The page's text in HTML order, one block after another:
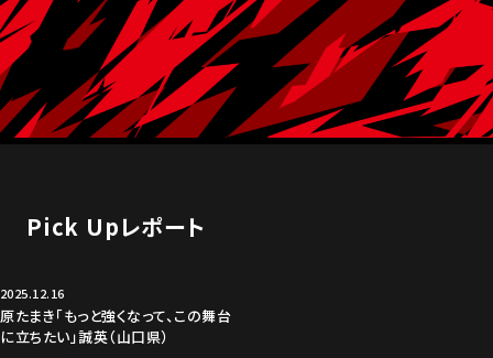
Pick Upレポート
2025.12.16
原たまき「もっと強くなって、この舞台
に立ちたい」誠英（山口県）